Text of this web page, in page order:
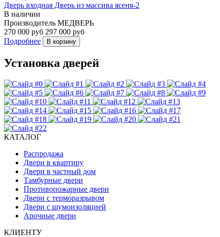
Дверь входная Дверь из массива ясеня-2
В наличии
Производитель МЕДВЕРЬ
270 000 руб 297 000 руб
Подробнее
В корзину
Установка дверей
КАТАЛОГ
Распродажа
Двери в квартиру
Двери в частный дом
Тамбурные двери
Противопожарные двери
Двери с терморазрывом
Двери с шумоизоляцией
Арочные двери
КЛИЕНТУ